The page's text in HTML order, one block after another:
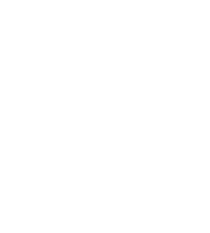
стать лучше!